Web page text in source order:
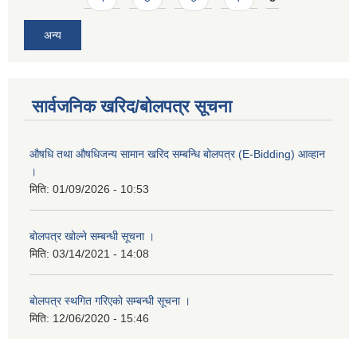
अन्य
सार्वजनिक खरिद/बोलपत्र सूचना
औषधि तथा औषधिजन्य सामान खरिद सम्बन्धि बोलपत्र (E-Bidding) आव्हान
।
मिति: 01/09/2026 - 10:53
बाेलपत्र खोल्ने सम्बन्धी सूचना ।
मिति: 03/14/2021 - 14:08
बाेलपत्र स्थगित गरिएकाे सम्बन्धी सूचना ।
मिति: 12/06/2020 - 15:46